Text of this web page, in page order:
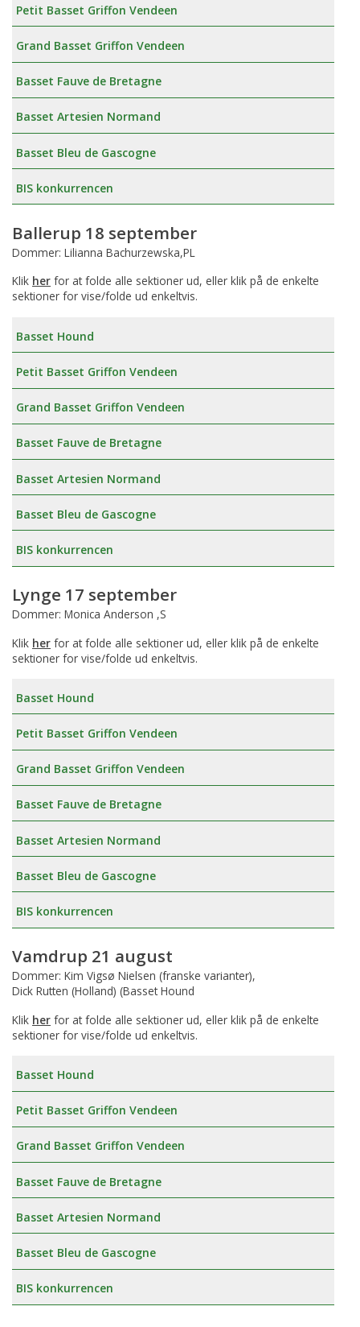
Petit Basset Griffon Vendeen
Grand Basset Griffon Vendeen
Basset Fauve de Bretagne
Basset Artesien Normand
Basset Bleu de Gascogne
BIS konkurrencen
Ballerup 18 september
Dommer: Lilianna Bachurzewska,PL
Klik her for at folde alle sektioner ud, eller klik på de enkelte
sektioner for vise/folde ud enkeltvis.
Basset Hound
Petit Basset Griffon Vendeen
Grand Basset Griffon Vendeen
Basset Fauve de Bretagne
Basset Artesien Normand
Basset Bleu de Gascogne
BIS konkurrencen
Lynge 17 september
Dommer: Monica Anderson ,S
Klik her for at folde alle sektioner ud, eller klik på de enkelte
sektioner for vise/folde ud enkeltvis.
Basset Hound
Petit Basset Griffon Vendeen
Grand Basset Griffon Vendeen
Basset Fauve de Bretagne
Basset Artesien Normand
Basset Bleu de Gascogne
BIS konkurrencen
Vamdrup 21 august
Dommer: Kim Vigsø Nielsen (franske varianter),
Dick Rutten (Holland) (Basset Hound
Klik her for at folde alle sektioner ud, eller klik på de enkelte
sektioner for vise/folde ud enkeltvis.
Basset Hound
Petit Basset Griffon Vendeen
Grand Basset Griffon Vendeen
Basset Fauve de Bretagne
Basset Artesien Normand
Basset Bleu de Gascogne
BIS konkurrencen